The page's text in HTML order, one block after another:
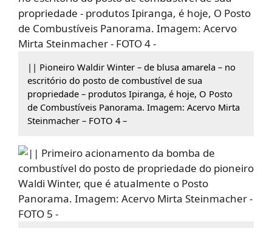
|| Pioneiro Waldir Winter – de blusa amarela – no
escritório do posto de combustível de sua
propriedade – produtos Ipiranga, é hoje, O Posto
de Combustíveis Panorama. Imagem: Acervo Mirta
Steinmacher – FOTO 4 –